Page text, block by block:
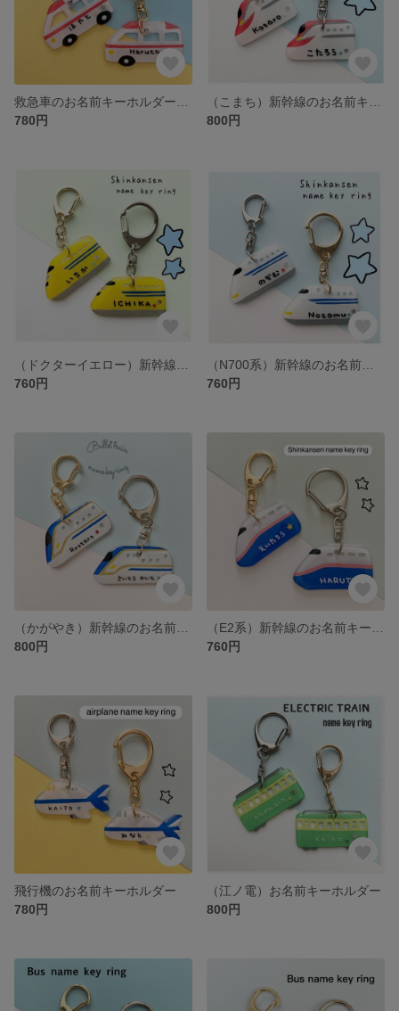
780円
800円
760円
760円
800円
760円
飛行機のお名前キーホルダー
780円
（江ノ電）お名前キーホルダー
800円